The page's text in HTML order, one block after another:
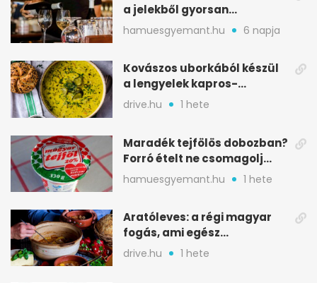
a jelekből gyorsan
észreveheted
hamuesgyemant.hu 6 napja
Kovászos uborkából készül
a lengyelek kapros-
savanykás levese
drive.hu 1 hete
Maradék tejfölös dobozban?
Forró ételt ne csomagolj
ilyen tégelybe
hamuesgyemant.hu 1 hete
Aratóleves: a régi magyar
fogás, ami egész
csapatokat jóllakatott
drive.hu 1 hete